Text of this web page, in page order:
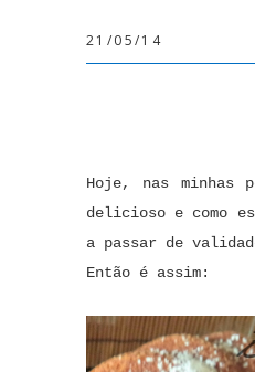
21/05/14
Hoje, nas minhas
delicioso e como
a passar de
Então é assim: